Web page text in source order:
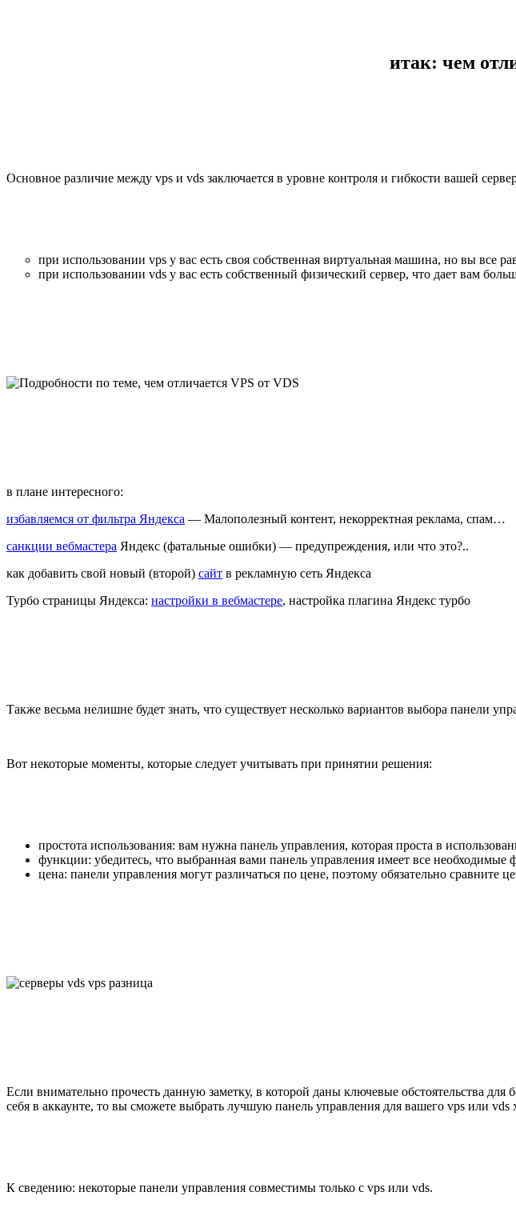
итак: чем
Основное различие между vps и vds заключается в уровне контроля и гибкости вашей
при использовании vps у вас есть своя собственная виртуальная машина, но вы все
при использовании vds у вас есть собственный физический сервер, что дает вам
в плане интересного:
избавляемся от фильтра Яндекса — Малополезный контент, некорректная реклама, спам…
санкции вебмастера Яндекс (фатальные ошибки) — предупреждения, или что это?..
как добавить свой новый (второй) сайт в рекламную сеть Яндекса
Турбо страницы Яндекса: настройки в вебмастере, настройка плагина Яндекс турбо
Также весьма нелишне будет знать, что существует несколько вариантов выбора панели
Вот некоторые моменты, которые следует учитывать при принятии решения:
простота использования: вам нужна панель управления, которая проста в
функции: убедитесь, что выбранная вами панель управления имеет все
цена: панели управления могут различаться по цене, поэтому обязательно сравните
Если внимательно прочесть данную заметку, в которой даны ключевые обстоятельства
себя в аккаунте, то вы сможете выбрать лучшую панель управления для вашего vps или vds
К сведению: некоторые панели управления совместимы только с vps или vds.